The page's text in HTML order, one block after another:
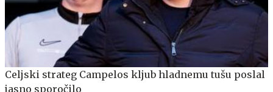
Celjski strateg Campelos kljub hladnemu tušu poslal
jasno sporočilo